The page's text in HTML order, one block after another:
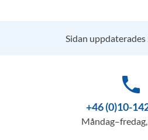
Sidan
phone
+46 (0)10-